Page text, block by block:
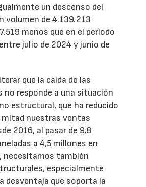
un descenso del
volumen de 4.139.213
menos que en el periodo
julio de 2024 y junio de
que la caída de las
no responde a una situación
estructural, que ha reducido
mitad nuestras ventas
2016, al pasar de 9,8
a 4,5 millones en
necesitamos también
especialmente
desventaja que soporta la